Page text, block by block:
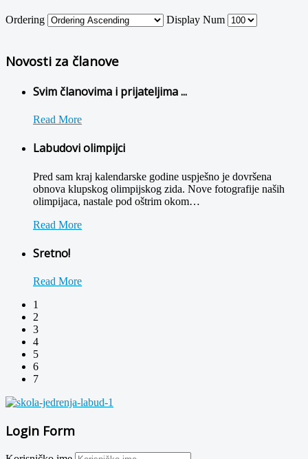
Ordering Display Num
Novosti za članove
Svim članovima i prijateljima ...
Read More
Labudovi olimpijci
Pred sam kraj kalendarske godine uspješno je dovršena
obnova klupskog olimpijskog zida. Nove fotografije naših
olimpijaca, nastale pod oštrim okom…
Read More
Sretno!
Read More
1
2
3
4
5
6
7
Login Form